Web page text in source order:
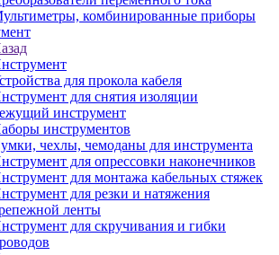
комбинированные приборы
для прокола кабеля
для снятия изоляции
инструмент
инструментов
чехлы, чемоданы для инструмента
для опрессовки наконечников
для монтажа кабельных стяжек
для резки и натяжения
ленты
для скручивания и гибки